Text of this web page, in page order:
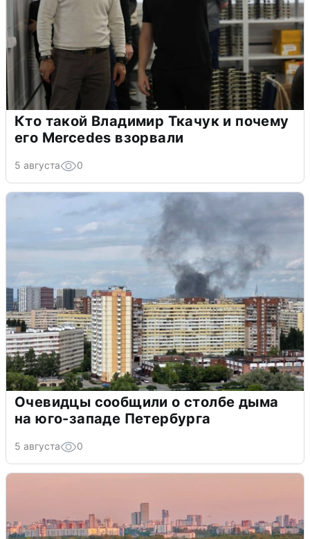
Кто такой Владимир Ткачук и почему
его Mercedes взорвали
5 августа 0
Очевидцы сообщили о столбе дыма
на юго-западе Петербурга
5 августа 0